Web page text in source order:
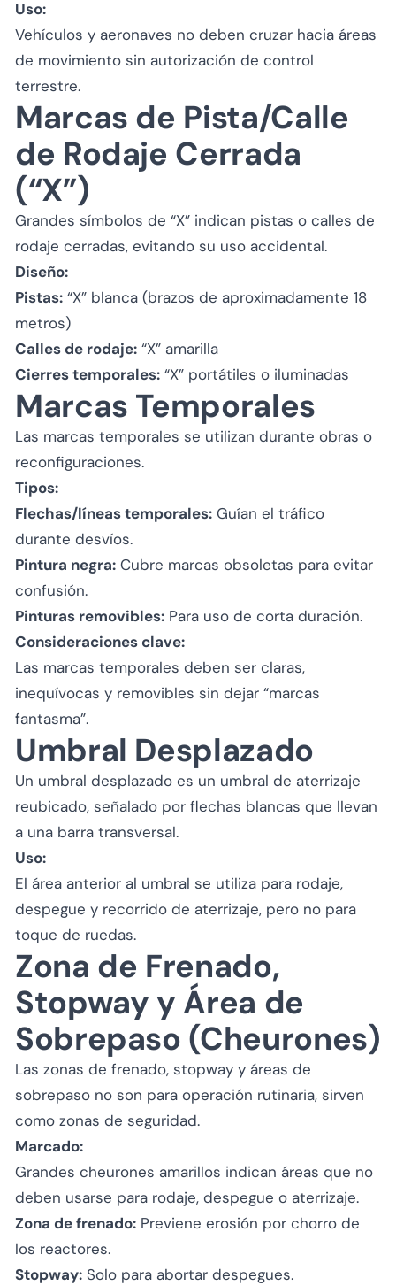
Uso:
Vehículos y aeronaves no deben cruzar hacia áreas
de movimiento sin autorización de control
terrestre.
Marcas de Pista/Calle
de Rodaje Cerrada
(“X”)
Grandes símbolos de “X” indican pistas o calles de
rodaje cerradas, evitando su uso accidental.
Diseño:
Pistas: “X” blanca (brazos de aproximadamente 18
metros)
Calles de rodaje: “X” amarilla
Cierres temporales: “X” portátiles o iluminadas
Marcas Temporales
Las marcas temporales se utilizan durante obras o
reconfiguraciones.
Tipos:
Flechas/líneas temporales: Guían el tráfico
durante desvíos.
Pintura negra: Cubre marcas obsoletas para evitar
confusión.
Pinturas removibles: Para uso de corta duración.
Consideraciones clave:
Las marcas temporales deben ser claras,
inequívocas y removibles sin dejar “marcas
fantasma”.
Umbral Desplazado
Un umbral desplazado es un umbral de aterrizaje
reubicado, señalado por flechas blancas que llevan
a una barra transversal.
Uso:
El área anterior al umbral se utiliza para rodaje,
despegue y recorrido de aterrizaje, pero no para
toque de ruedas.
Zona de Frenado,
Stopway y Área de
Sobrepaso (Cheurones)
Las zonas de frenado, stopway y áreas de
sobrepaso no son para operación rutinaria, sirven
como zonas de seguridad.
Marcado:
Grandes cheurones amarillos indican áreas que no
deben usarse para rodaje, despegue o aterrizaje.
Zona de frenado: Previene erosión por chorro de
los reactores.
Stopway: Solo para abortar despegues.